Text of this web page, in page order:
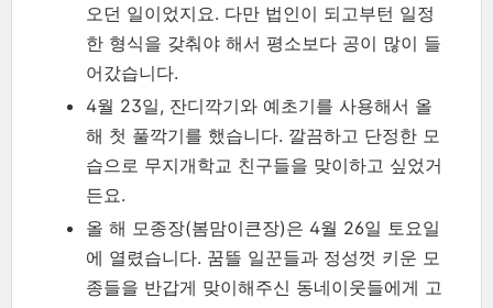
오던 일이었지요. 다만 법인이 되고부턴 일정
한 형식을 갖춰야 해서 평소보다 공이 많이 들
어갔습니다.
4월 23일, 잔디깍기와 예초기를 사용해서 올
해 첫 풀깍기를 했습니다. 깔끔하고 단정한 모
습으로 무지개학교 친구들을 맞이하고 싶었거
든요.
올 해 모종장(봄맘이큰장)은 4월 26일 토요일
에 열렸습니다. 꿈뜰 일꾼들과 정성껏 키운 모
종들을 반갑게 맞이해주신 동네이웃들에게 고